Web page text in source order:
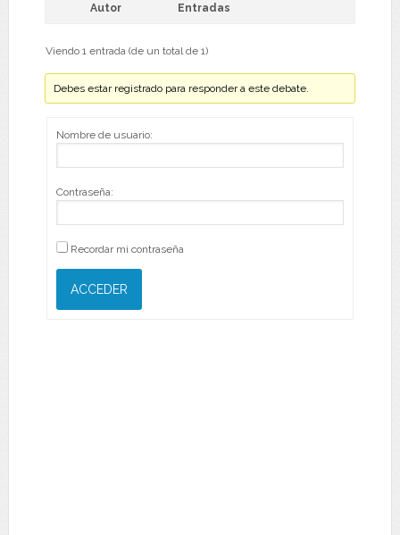
Autor Entradas
Viendo 1 entrada (de un total de 1)
Debes estar registrado para responder a este debate.
Nombre de usuario:
Contraseña:
Recordar mi contraseña
ACCEDER